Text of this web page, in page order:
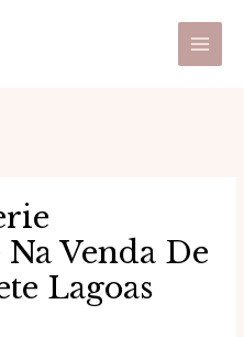
Main
Venda De
Lagoas